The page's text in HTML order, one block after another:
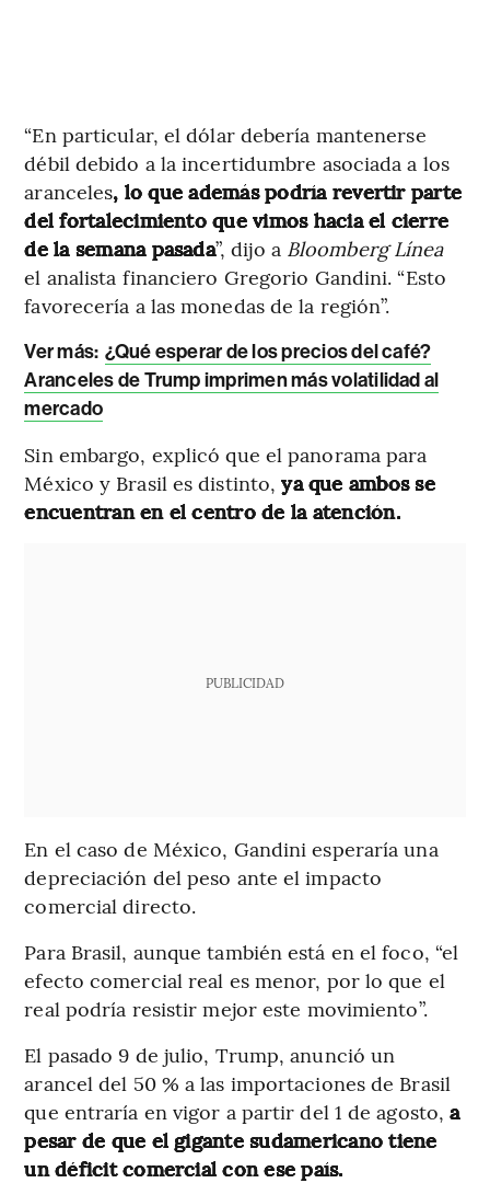
“En particular, el dólar debería mantenerse
débil debido a la incertidumbre asociada a los
aranceles, lo que además podría revertir parte
del fortalecimiento que vimos hacia el cierre
de la semana pasada”, dijo a Bloomberg Línea
el analista financiero Gregorio Gandini. “Esto
favorecería a las monedas de la región”.
Ver más: ¿Qué esperar de los precios del café?
Aranceles de Trump imprimen más volatilidad al
mercado
Sin embargo, explicó que el panorama para
México y Brasil es distinto,ya que ambos se
encuentran en el centro de la atención.
PUBLICIDAD
En el caso de México, Gandini esperaría una
depreciación del peso ante el impacto
comercial directo.
Para Brasil, aunque también está en el foco, “el
efecto comercial real es menor, por lo que el
real podría resistir mejor este movimiento”.
El pasado 9 de julio, Trump, anunció un
arancel del 50 % a las importaciones de Brasil
que entraría en vigor a partir del 1 de agosto, a
pesar de que el gigante sudamericano tiene
un déficit comercial con ese país.